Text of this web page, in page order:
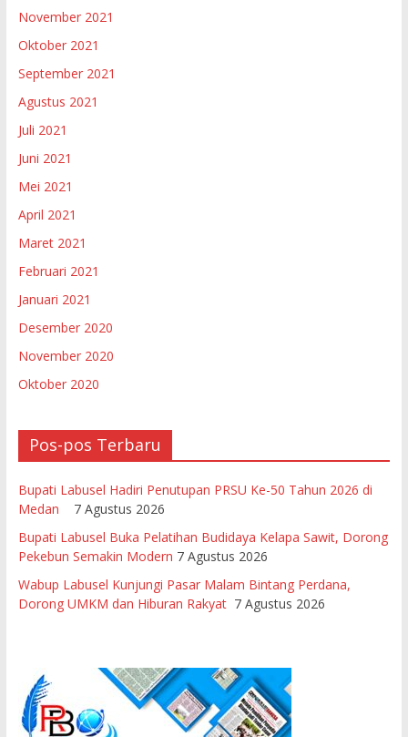
November 2021
Oktober 2021
September 2021
Agustus 2021
Juli 2021
Juni 2021
Mei 2021
April 2021
Maret 2021
Februari 2021
Januari 2021
Desember 2020
November 2020
Oktober 2020
Pos-pos Terbaru
Bupati Labusel Hadiri Penutupan PRSU Ke-50 Tahun 2026 di
Medan
7 Agustus 2026
Bupati Labusel Buka Pelatihan Budidaya Kelapa Sawit, Dorong
Pekebun Semakin Modern 7 Agustus 2026
Wabup Labusel Kunjungi Pasar Malam Bintang Perdana,
Dorong UMKM dan Hiburan Rakyat 7 Agustus 2026